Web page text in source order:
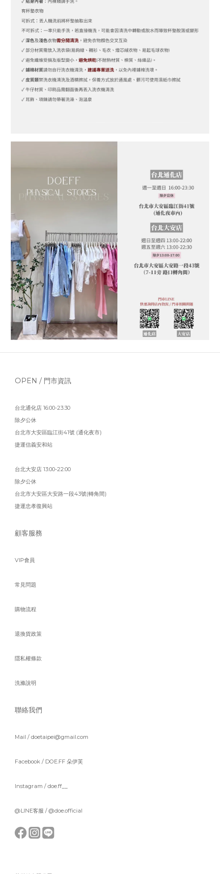
OPEN / 門市資訊
台北通化店 16:00-23:30
除夕公休
台北市大安區臨江街41號 (通化夜市)
捷運信義安和站
台北大安店 13:00-22:00
除夕公休
台北市大安區大安路一段43號(轉角間)
捷運忠孝復興站
顧客服務
VIP會員
常見問題
購物流程
退換貨政策
隱私權條款
洗滌說明
聯絡我們
Mail / doetaipei@gmail.com
Facebook / DOE.FF 朵伊芙
Instagram / doe.ff__
@LINE客服 / @doe.official